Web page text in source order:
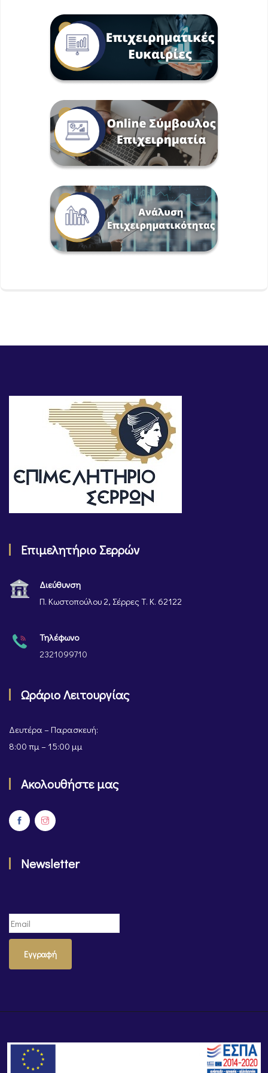
Επιμελητήριο Σερρών
Διεύθυνση
Π. Κωστοπούλου 2, Σέρρες Τ. Κ. 62122
Τηλέφωνο
2321099710
Ωράριο Λειτουργίας
Δευτέρα – Παρασκευή:
8:00 πμ – 15:00 μμ
Ακολουθήστε μας
Newsletter
Εγγραφή